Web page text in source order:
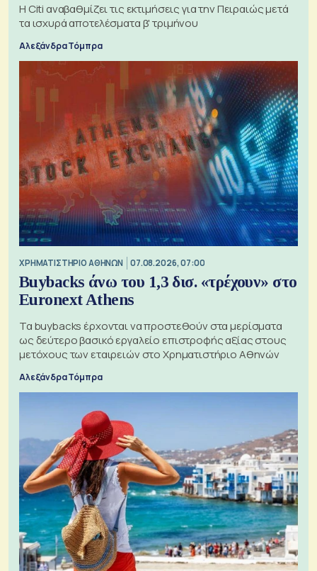
Η Citi αναβαθμίζει τις εκτιμήσεις για την Πειραιώς μετά
τα ισχυρά αποτελέσματα β' τριμήνου
Αλεξάνδρα Τόμπρα
XΡΗΜΑΤΙΣΤΗΡΙΟ ΑΘΗΝΩΝ 07.08.2026, 07:00
Buybacks άνω του 1,3 δισ. «τρέχουν» στο
Euronext Athens
Τα buybacks έρχονται να προστεθούν στα μερίσματα
ως δεύτερο βασικό εργαλείο επιστροφής αξίας στους
μετόχους των εταιρειών στο Χρηματιστήριο Αθηνών
Αλεξάνδρα Τόμπρα